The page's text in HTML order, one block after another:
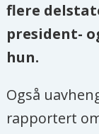
flere
president-
hun.
Også
rapportert